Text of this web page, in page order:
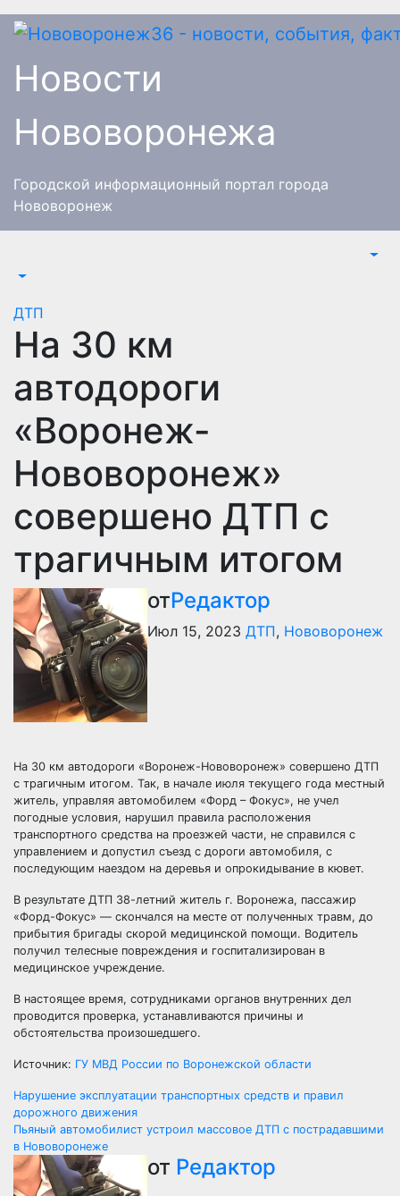
Перейти
Новости
Нововоронежа
Городской информационный портал города
Нововоронеж
ДТП
На 30 км
автодороги
«Воронеж-
Нововоронеж»
совершено ДТП с
трагичным итогом
отРедактор
Июл 15, 2023 ДТП, Нововоронеж
На 30 км автодороги «Воронеж-Нововоронеж» совершено ДТП
с трагичным итогом. Так, в начале июля текущего года местный
житель, управляя автомобилем «Форд – Фокус», не учел
погодные условия, нарушил правила расположения
транспортного средства на проезжей части, не справился с
управлением и допустил съезд с дороги автомобиля, с
последующим наездом на деревья и опрокидывание в кювет.
В результате ДТП 38-летний житель г. Воронежа, пассажир
«Форд-Фокус» — скончался на месте от полученных травм, до
прибытия бригады скорой медицинской помощи. Водитель
получил телесные повреждения и госпитализирован в
медицинское учреждение.
В настоящее время, сотрудниками органов внутренних дел
проводится проверка, устанавливаются причины и
обстоятельства произошедшего.
Источник: ГУ МВД России по Воронежской области
Навигация
по
записям
Нарушение эксплуатации транспортных средств и правил
дорожного движения
Пьяный автомобилист устроил массовое ДТП с пострадавшими
в Нововоронеже
от Редактор